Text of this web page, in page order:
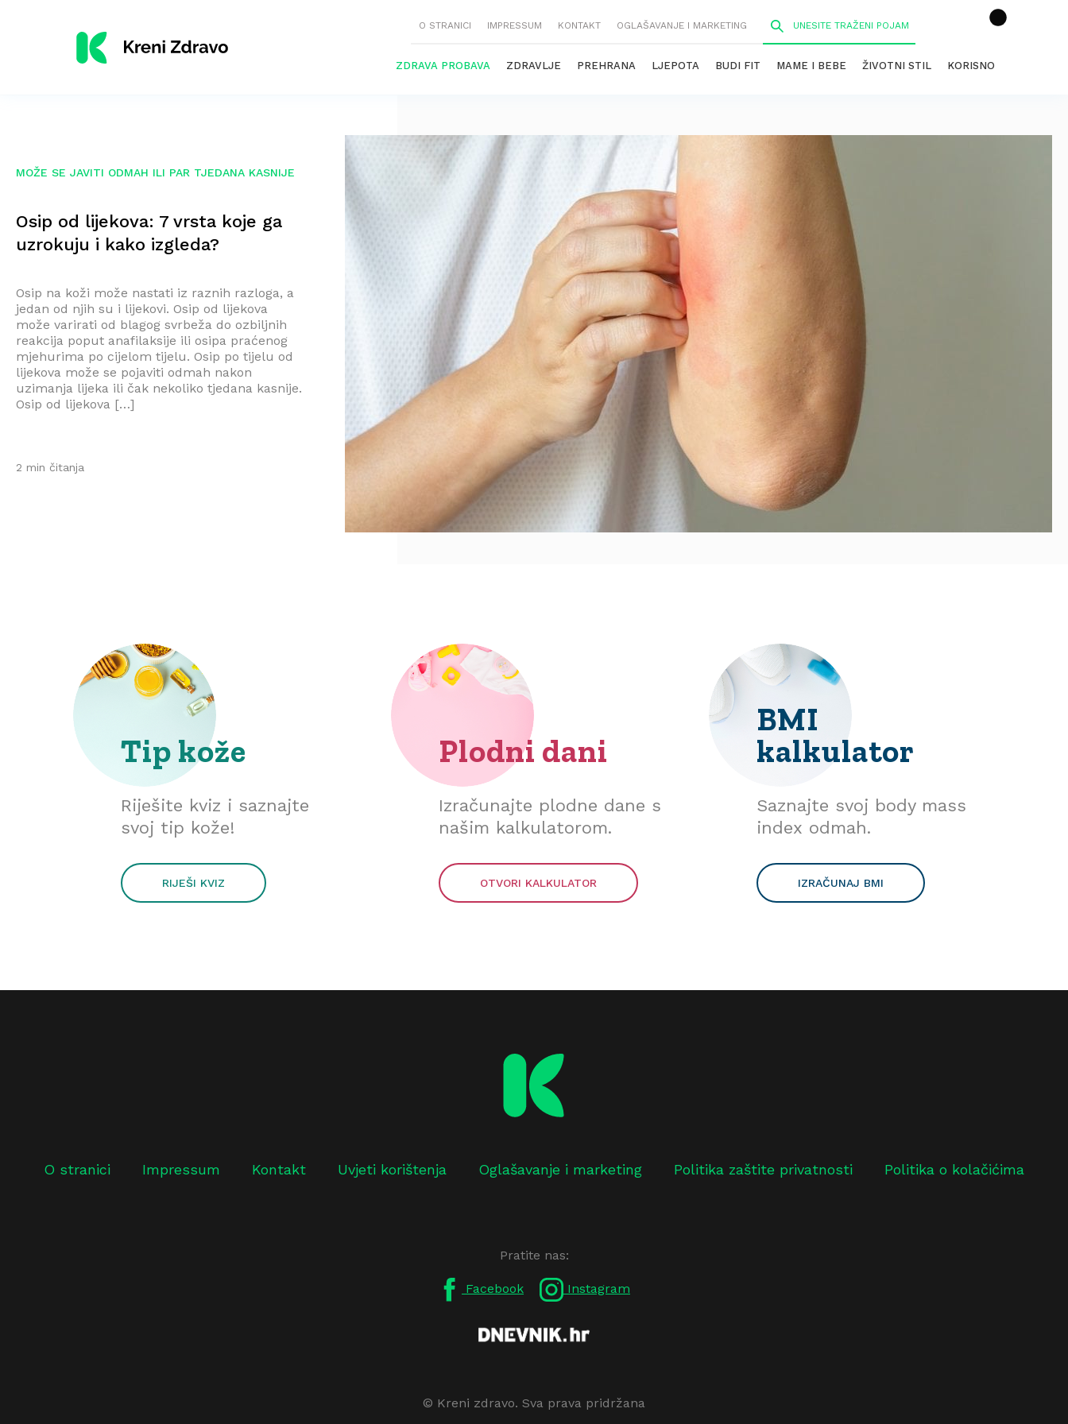
O STRANICI IMPRESSUM KONTAKT OGLAŠAVANJE I MARKETING
ZDRAVA PROBAVA ZDRAVLJE PREHRANA LJEPOTA BUDI FIT MAME I BEBE ŽIVOTNI STIL KORISNO
MOŽE SE JAVITI ODMAH ILI PAR TJEDANA KASNIJE
Osip od lijekova: 7 vrsta koje ga
uzrokuju i kako izgleda?
Osip na koži može nastati iz raznih razloga, a
jedan od njih su i lijekovi. Osip od lijekova
može varirati od blagog svrbeža do ozbiljnih
reakcija poput anafilaksije ili osipa praćenog
mjehurima po cijelom tijelu. Osip po tijelu od
lijekova može se pojaviti odmah nakon
uzimanja lijeka ili čak nekoliko tjedana kasnije.
Osip od lijekova […]
2 min čitanja
Tip kože
Riješite kviz i saznajte
svoj tip kože!
RIJEŠI KVIZ
Plodni dani
Izračunajte plodne dane s
našim kalkulatorom.
OTVORI KALKULATOR
BMI
kalkulator
Saznajte svoj body mass
index odmah.
IZRAČUNAJ BMI
O stranici Impressum Kontakt Uvjeti korištenja Oglašavanje i marketing Politika zaštite privatnosti Politika o kolačićima
Pratite nas:
Facebook Instagram
© Kreni zdravo. Sva prava pridržana